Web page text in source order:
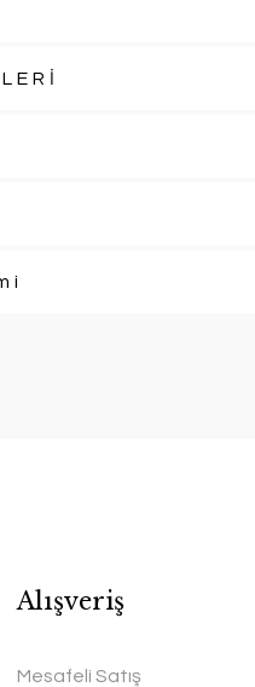
Alışveriş
Mesafeli Satış